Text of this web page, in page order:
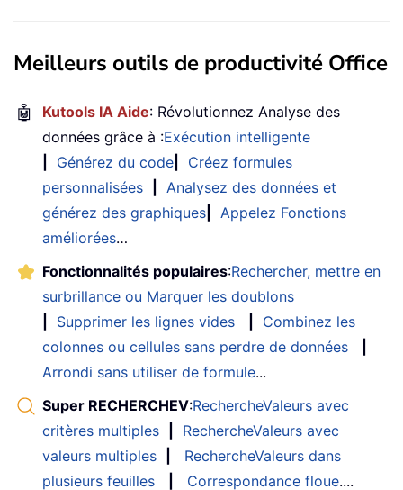
Meilleurs outils de productivité Office
🤖 Kutools IA Aide: Révolutionnez Analyse des
données grâce à :Exécution intelligente
Générez du code
Créez formules
personnalisées
Analysez des données et
générez des graphiques
Appelez Fonctions
améliorées…
Fonctionnalités populaires:Rechercher, mettre en
surbrillance ou Marquer les doublons
Supprimer les lignes vides
Combinez les
colonnes ou cellules sans perdre de données
Arrondi sans utiliser de formule...
Super RECHERCHEV:RechercheValeurs avec
critères multiples
RechercheValeurs avec
valeurs multiples
RechercheValeurs dans
plusieurs feuilles
Correspondance floue....